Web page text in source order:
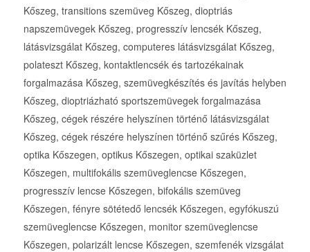
Kőszeg, transitions szemüveg Kőszeg, dioptriás
napszemüvegek Kőszeg, progresszív lencsék Kőszeg,
látásvizsgálat Kőszeg, computeres látásvizsgálat Kőszeg,
polateszt Kőszeg, kontaktlencsék és tartozékainak
forgalmazása Kőszeg, szemüvegkészítés és javítás helyben
Kőszeg, dioptriázható sportszemüvegek forgalmazása
Kőszeg, cégek részére helyszínen történő látásvizsgálat
Kőszeg, cégek részére helyszínen történő szűrés Kőszeg,
optika Kőszegen, optikus Kőszegen, optikai szaküzlet
Kőszegen, multifokális szemüveglencse Kőszegen,
progresszív lencse Kőszegen, bifokális szemüveg
Kőszegen, fényre sötétedő lencsék Kőszegen, egyfókuszú
szemüveglencse Kőszegen, monitor szemüveglencse
Kőszegen, polarizált lencse Kőszegen, szemfenék vizsgálat